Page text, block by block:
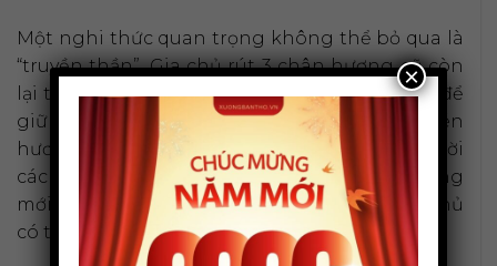
Một nghi thức quan trọng không thể bỏ qua là
“truyền thần”. Gia chủ rút 3 chân hương cũ còn
lại từ bát hương cũ, cắm vào bát hương mới để
giữ lại sự kết nối tâm linh. Tiếp đó, thắp 3 nén
hương mới, vái 3 vái và khấn nhỏ xin an vị, mời
các vị thần linh, gia tiên về ngự tại bát hương
mới. Đợi cho tuần hương này tàn hết thì gia chủ
có thể hạ lễ và hóa vàng.
×